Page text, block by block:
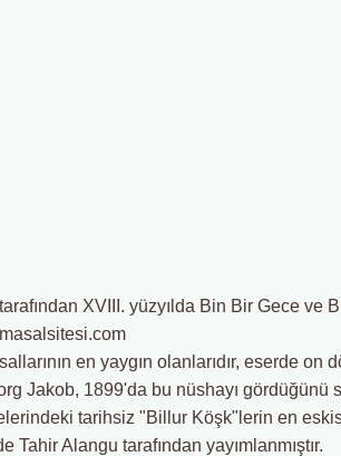
XVIII. yüzyılda Bin Bir Gece ve
masalsitesi.com
en yaygın olanlarıdır, eserde on
Jakob, 1899'da bu nüshayı gördüğünü
tarihsiz "Billur Köşk"lerin en
Alangu tarafından yayımlanmıştır.